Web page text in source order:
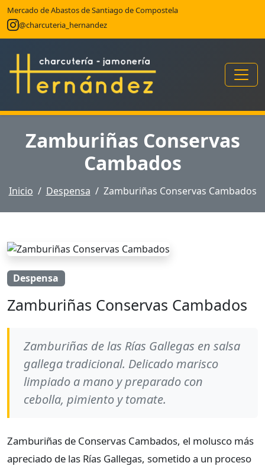
Mercado de Abastos de Santiago de Compostela
@charcuteria_hernandez
Zamburiñas Conservas
Cambados
Inicio Despensa Zamburiñas Conservas Cambados
Despensa
Zamburiñas Conservas Cambados
Zamburiñas de las Rías Gallegas en salsa
gallega tradicional. Delicado marisco
limpiado a mano y preparado con
cebolla, pimiento y tomate.
Zamburiñas de Conservas Cambados, el molusco más
apreciado de las Rías Gallegas, sometido a un proceso